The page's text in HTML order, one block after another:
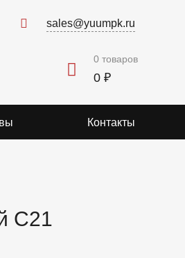
sales@yuumpk.ru
0 товаров
0 ₽
Контакты
C21